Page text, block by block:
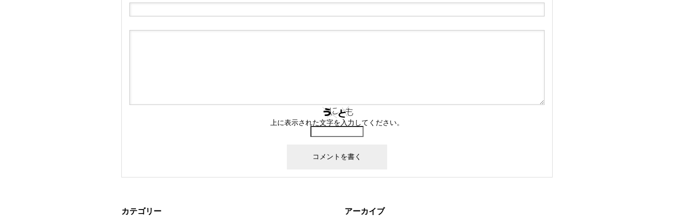
上に表示された文字を入力してください。
カテゴリー アーカイブ